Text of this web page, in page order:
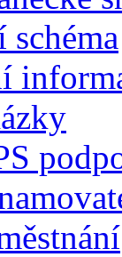
schéma